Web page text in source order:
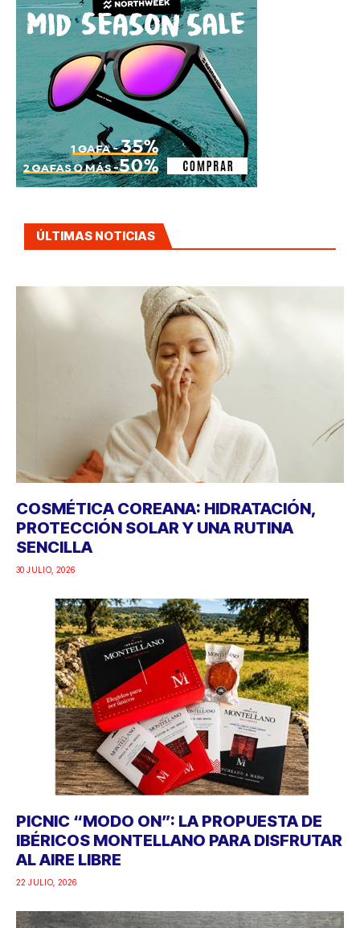
ÚLTIMAS NOTICIAS
COSMÉTICA COREANA: HIDRATACIÓN,
PROTECCIÓN SOLAR Y UNA RUTINA
SENCILLA
30 JULIO, 2026
PICNIC “MODO ON”: LA PROPUESTA DE
IBÉRICOS MONTELLANO PARA DISFRUTAR
AL AIRE LIBRE
22 JULIO, 2026